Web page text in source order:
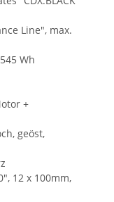
Line", max.
Wh
+
geöst,
12 x 100mm,